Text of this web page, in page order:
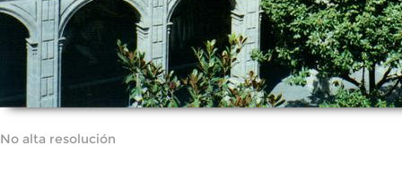
No alta resolución